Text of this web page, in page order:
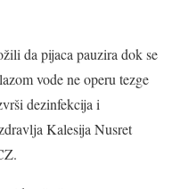
da pijaca pauzira dok se
vode ne operu tezge
dezinfekcija i
Kalesija Nusret